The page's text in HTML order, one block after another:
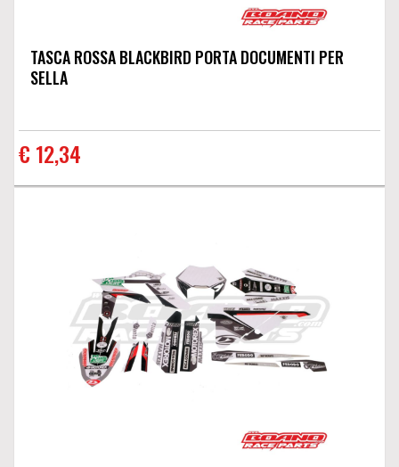
TASCA ROSSA BLACKBIRD PORTA DOCUMENTI PER
SELLA
€ 12,34